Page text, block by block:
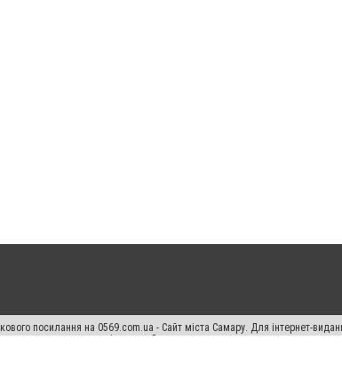
посилання на 0569.com.ua - Сайт міста Самару. Для інтернет-
прав переслідується Законом.